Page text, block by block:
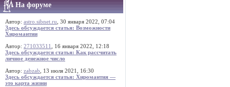
На форуме
Автор: astro.sibnet.ru , 30 января 2022, 07:04
Здесь обсуждается статья: Возможности
Хиромантии
Автор: 271033511
, 16 января 2022, 12:18
Здесь обсуждается статья: Как рассчитать
личное денежное число
Автор: zabzab , 13 июля 2021, 16:30
Здесь обсуждается статья: Хиромантия —
это карта жизни